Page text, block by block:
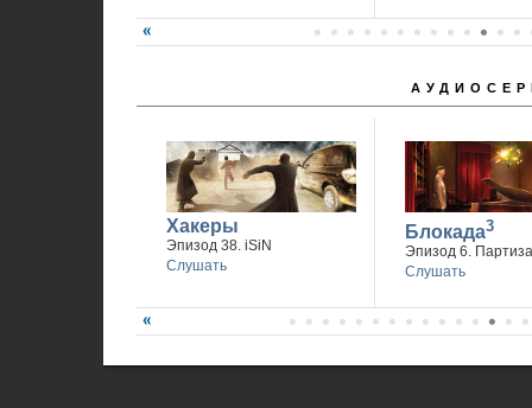
Хакеры
Эпизод 38. iSiN
Слушать
Блокада3
Эпизод 6.
Слушать